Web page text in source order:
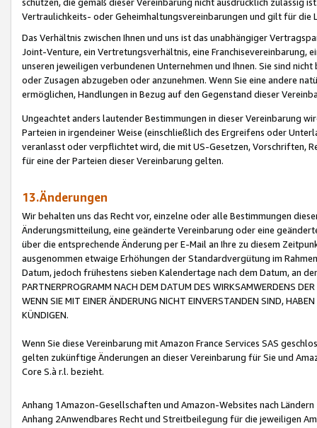
schützen, die gemäß dieser Vereinbarung nicht ausdrücklich zulässig
Vertraulichkeits- oder Geheimhaltungsvereinbarungen und gilt für die
Das Verhältnis zwischen Ihnen und uns ist das unabhängiger
Joint-Venture, ein Vertretungsverhältnis, eine Franchisevereinbarung,
unseren jeweiligen verbundenen Unternehmen und Ihnen. Sie sind
oder Zusagen abzugeben oder anzunehmen. Wenn Sie eine andere
ermöglichen, Handlungen in Bezug auf den Gegenstand dieser
Ungeachtet anders lautender Bestimmungen in dieser Vereinbarung
Parteien in irgendeiner Weise (einschließlich des Ergreifens oder
veranlasst oder verpflichtet wird, die mit US-Gesetzen, Vorschriften,
für eine der Parteien dieser Vereinbarung gelten.
13.Änderungen
Wir behalten uns das Recht vor, einzelne oder alle Bestimmungen
Änderungsmitteilung, eine geänderte Vereinbarung oder eine
über die entsprechende Änderung per E-Mail an Ihre zu diesem
ausgenommen etwaige Erhöhungen der Standardvergütung im
Datum, jedoch frühestens sieben Kalendertage nach dem Datum, an
PARTNERPROGRAMM NACH DEM DATUM DES WIRKSAMWERDENS
WENN SIE MIT EINER ÄNDERUNG NICHT EINVERSTANDEN SIND,
KÜNDIGEN.
Wenn Sie diese Vereinbarung mit Amazon France Services SAS
gelten zukünftige Änderungen an dieser Vereinbarung für Sie und
Core S.à r.l. bezieht.
Anhang 1Amazon-Gesellschaften und Amazon-Websites nach Ländern
Anhang 2Anwendbares Recht und Streitbeilegung für die jeweiligen